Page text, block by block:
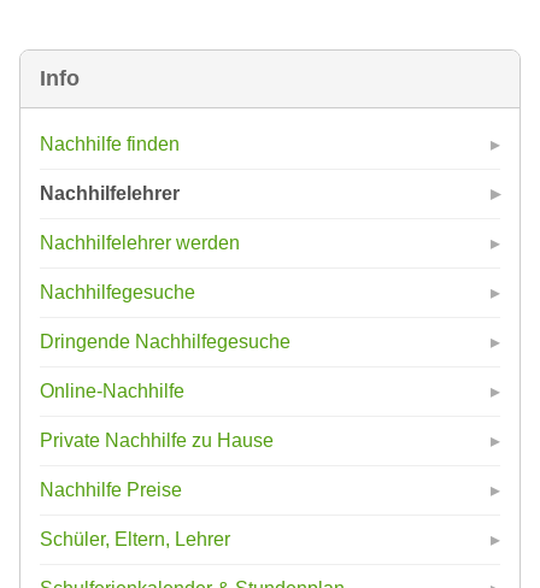
Info
Nachhilfe finden
Nachhilfelehrer
Nachhilfelehrer werden
Nachhilfegesuche
Dringende Nachhilfegesuche
Online-Nachhilfe
Private Nachhilfe zu Hause
Nachhilfe Preise
Schüler, Eltern, Lehrer